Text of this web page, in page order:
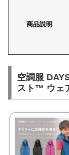
商品説明
空調服
スト™ ウェ